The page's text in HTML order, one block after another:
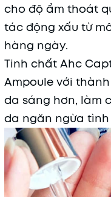
cho độ ẩm thoát
tác động xấu từ
hàng ngày.
Tinh chất Ahc
Ampoule với
da sáng hơn, làm
da ngăn ngừa